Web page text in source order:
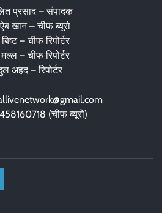
प्रसाद – संपादक
खान – चीफ ब्यूरो
– चीफ रिपोर्टर
– चीफ रिपोर्टर
अहद – रिपोर्टर
(चीफ ब्यूरो)